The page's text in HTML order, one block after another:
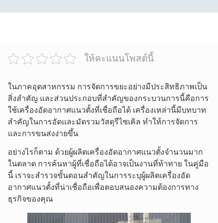
ให้คะแนนโพสต์นี้
ในภาคอุตสาหกรรม การจัดการขยะอย่างมีประสิทธิภาพเป็น
สิ่งสำคัญ และส่วนประกอบที่สำคัญของกระบวนการนี้คือการ
ใช้เครื่องอัดอากาศแนวตั้งที่เชื่อถือได้ เครื่องเหล่านี้มีบทบาท
สำคัญในการอัดและมัดรวมวัสดุรีไซเคิล ทำให้การจัดการ
และการขนส่งง่ายขึ้น
อย่างไรก็ตาม ด้วยผู้ผลิตเครื่องอัดอากาศแนวตั้งจำนวนมาก
ในตลาด การค้นหาผู้ที่เชื่อถือได้อาจเป็นงานที่ท้าทาย ในคู่มือ
นี้ เราจะสำรวจขั้นตอนสำคัญในการระบุผู้ผลิตเครื่องอัด
อากาศแนวตั้งที่น่าเชื่อถือเพื่อตอบสนองความต้องการทาง
ธุรกิจของคุณ